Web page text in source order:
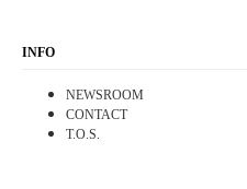
INFO
NEWSROOM
CONTACT
T.O.S.